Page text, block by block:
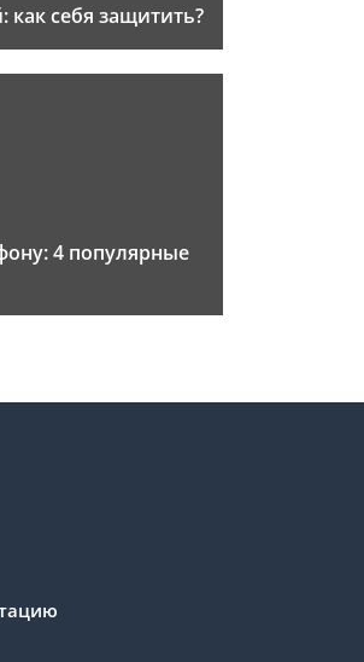
как себя защитить?
4 популярные